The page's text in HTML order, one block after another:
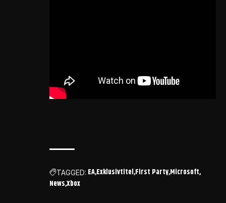
TAGGED: EAExklusivtitel First PartyMicrosoft
NewsXbox